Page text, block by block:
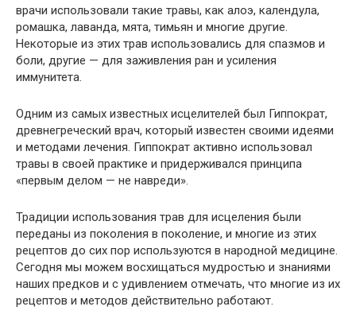
врачи использовали такие травы, как алоэ, календула,
ромашка, лаванда, мята, тимьян и многие другие.
Некоторые из этих трав использовались для спазмов и
боли, другие — для заживления ран и усиления
иммунитета.
Одним из самых известных исцелителей был Гиппократ,
древнегреческий врач, который известен своими идеями
и методами лечения. Гиппократ активно использовал
травы в своей практике и придерживался принципа
«первым делом — не навреди».
Традиции использования трав для исцеления были
переданы из поколения в поколение, и многие из этих
рецептов до сих пор используются в народной медицине.
Сегодня мы можем восхищаться мудростью и знаниями
наших предков и с удивлением отмечать, что многие из их
рецептов и методов действительно работают.